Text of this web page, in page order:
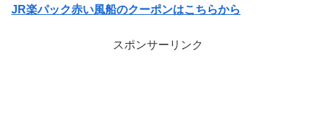
JR楽パック赤い風船のクーポンはこちらから
スポンサーリンク